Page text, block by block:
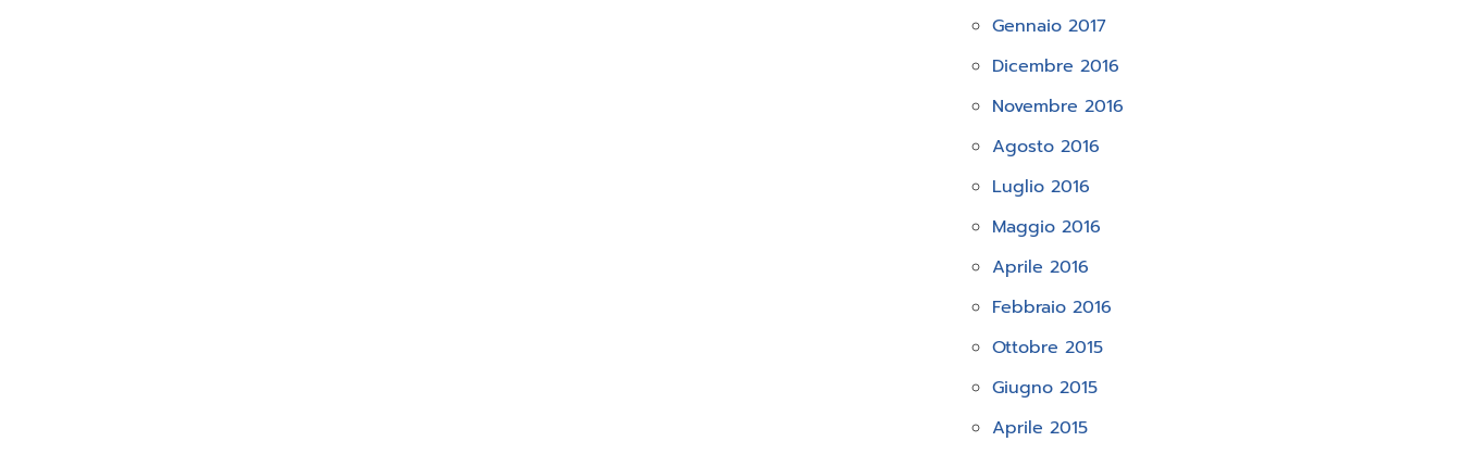
Gennaio 2017
Dicembre 2016
Novembre 2016
Agosto 2016
Luglio 2016
Maggio 2016
Aprile 2016
Febbraio 2016
Ottobre 2015
Giugno 2015
Aprile 2015